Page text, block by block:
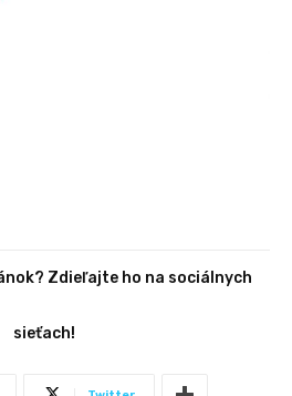
Zdieľajte ho na sociálnych
sieťach!